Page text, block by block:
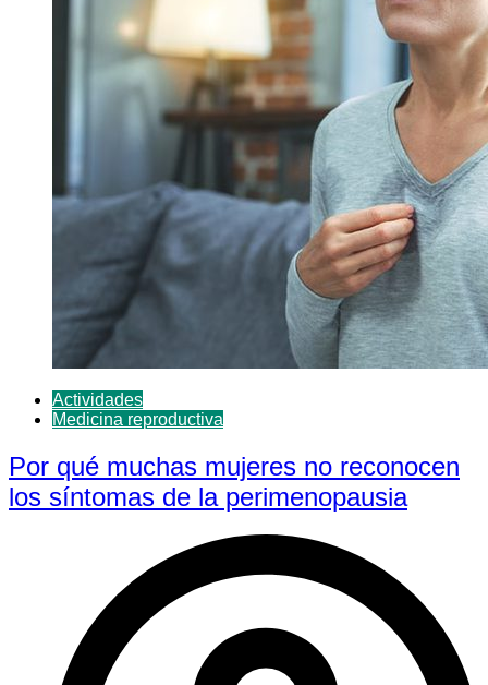
Actividades
Medicina reproductiva
Por qué muchas mujeres no reconocen
los síntomas de la perimenopausia